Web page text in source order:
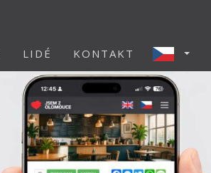
LIDÉ KONTAKT